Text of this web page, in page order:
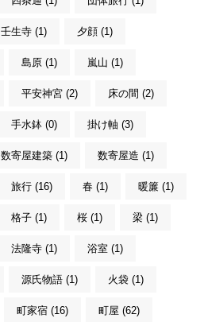
壬生寺 (1) 夕顔 (1)
島原 (1) 嵐山 (1)
平安神宮 (2) 床の間 (2)
手水鉢 (0) 掛け軸 (3)
数寄屋建築 (1) 数寄屋造 (1)
旅行 (16) 春 (1) 暖簾 (1)
格子 (1) 桜 (1) 梁 (1)
法隆寺 (1) 浴室 (1)
源氏物語 (1) 火袋 (1)
町家宿 (16) 町屋 (62)